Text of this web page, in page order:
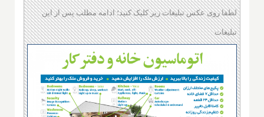
لطفا روی عکس تبلیغات زیر کلیک کنید؛ ادامه مطلب پس از این
تبلیغات